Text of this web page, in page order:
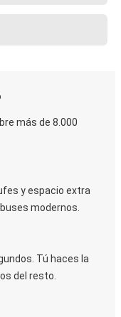
más de 8.000
y espacio extra
modernos.
Tú haces la
del resto.